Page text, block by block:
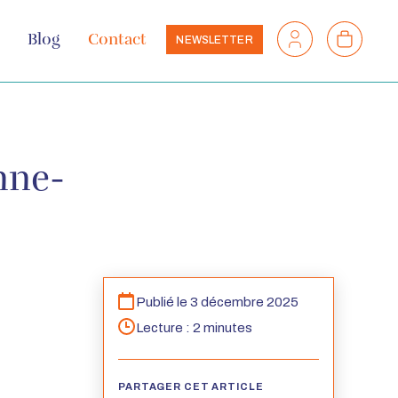
Blog Contact NEWSLETTER
Mon
compte
Mon
panier
Publié le 3 décembre 2025
Lecture : 2 minutes
PARTAGER CET ARTICLE